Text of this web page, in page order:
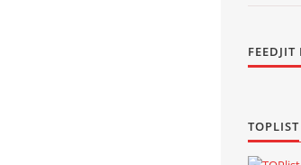
FEEDJIT
TOPLIST